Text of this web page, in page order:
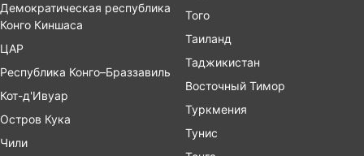
Демократическая республика
Конго Киншаса
ЦАР
Республика Конго–Браззавиль
Кот-д'Ивуар
Остров Кука
Чили
Того
Таиланд
Таджикистан
Восточный Тимор
Туркмения
Тунис